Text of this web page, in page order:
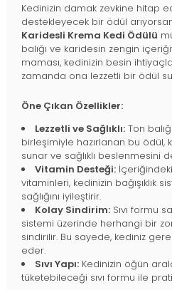
Kedinizin damak zevkine hitap
destekleyecek bir ödül
Karidesli Krema Kedi Ödülü
balığı ve karidesin zengin
maması, kedinizin besin
zamanda ona lezzetli bir ödül
Öne Çıkan Özellikler:
Lezzetli ve Sağlıklı: Ton
birleşimiyle hazırlanan bu ödül,
sunar ve sağlıklı beslenmesini
Vitamin Desteği: İçeriğindeki
vitaminleri, kedinizin bağışıklık
sağlığını iyileştirir.
Kolay Sindirim: Sıvı formu
sistemi üzerinde herhangi bir
sindirilir. Bu sayede, kediniz
eder.
Sıvı Yapı: Kedinizin öğün
tüketebileceği sıvı formu ile